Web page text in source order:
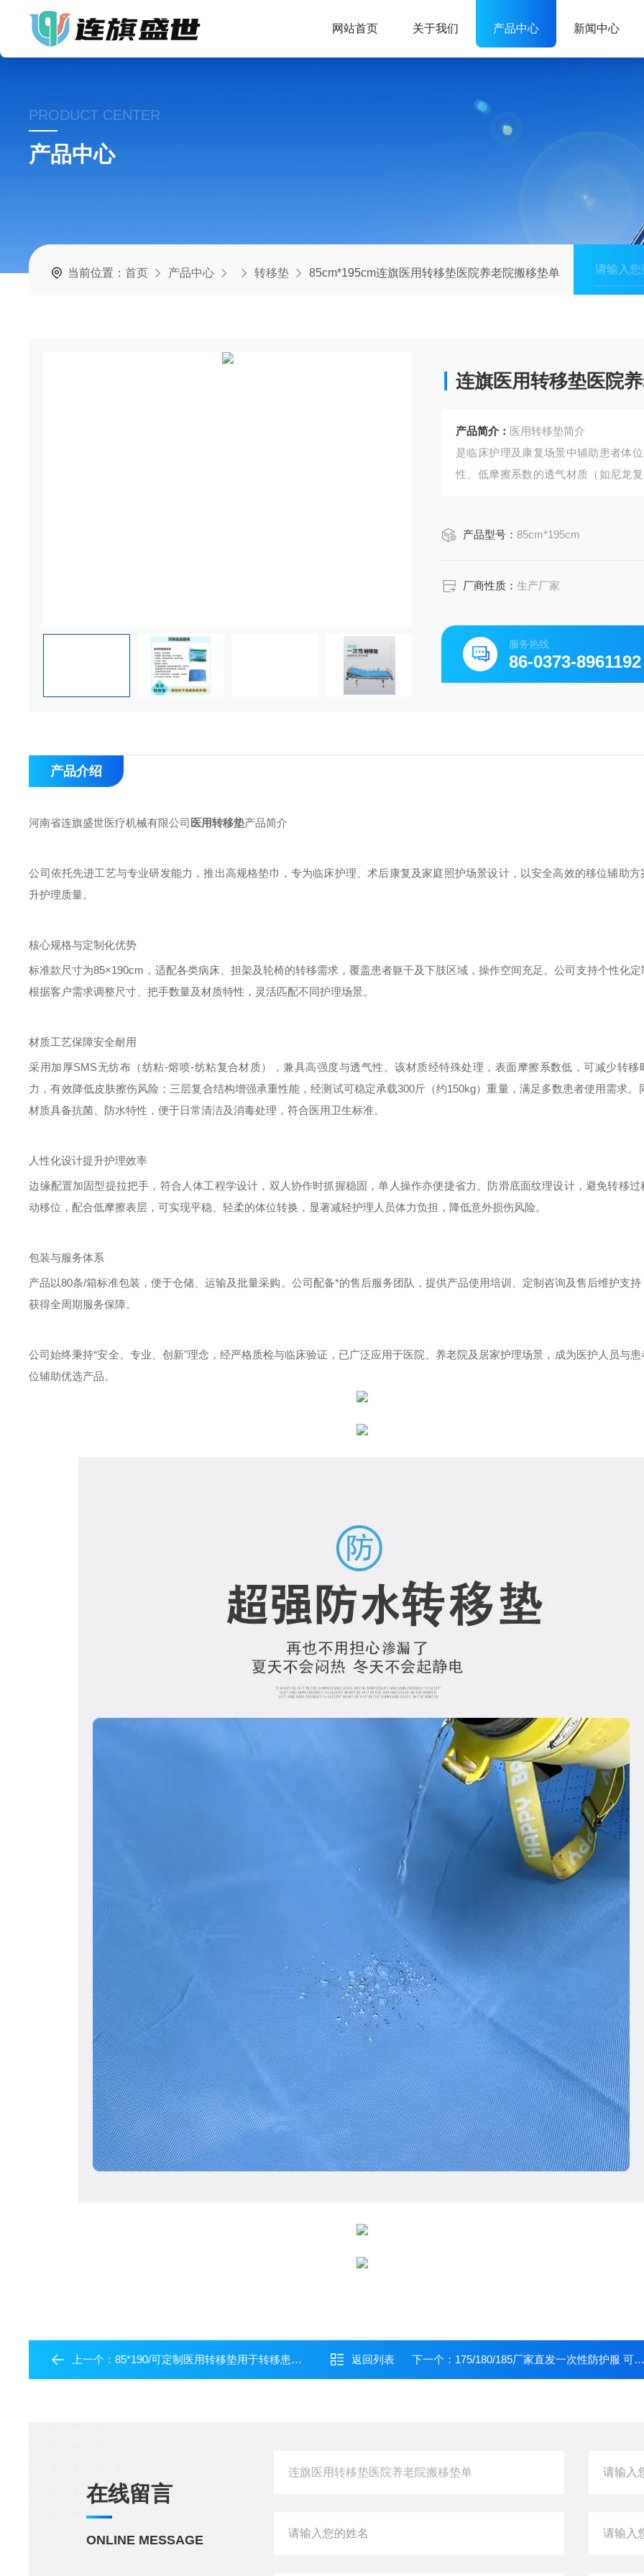
网站首页 关于我们 产品中心 新闻中心
PRODUCT CENTER
产品中心
当前位置：首页 产品中心 转移垫 85cm*195cm连旗医用转移垫医院养老院搬移垫单
连旗医用转移垫医院
产品简介： 医用转移垫简介
是临床护理及康复场景中辅助患者体
性、低摩擦系数的透气材质（如尼龙
效降低因拖拽造成的皮肤擦伤、压疮
产品型号：85cm*195cm
厂商性质：生产厂家
服务热线
86-0373-8961192
产品介绍
河南省连旗盛世医疗机械有限公司 医用转移垫产品简介
公司依托先进工艺与专业研发能力，推出高规格垫巾，专为临床护理、术后康复及家庭照护场景设计，以安全高效的移位辅助方
升护理质量。
核心规格与定制化优势
标准款尺寸为85×190cm，适配各类病床、担架及轮椅的转移需求，覆盖患者躯干及下肢区域，操作空间充足。公司支持个性化定
根据客户需求调整尺寸、把手数量及材质特性，灵活匹配不同护理场景。
材质工艺保障安全耐用
采用加厚SMS无纺布（纺粘-熔喷-纺粘复合材质），兼具高强度与透气性。该材质经特殊处理，表面摩擦系数低，可减少转移
力，有效降低皮肤擦伤风险；三层复合结构增强承重性能，经测试可稳定承载300斤（约150kg）重量，满足多数患者使用需求。
材质具备抗菌、防水特性，便于日常清洁及消毒处理，符合医用卫生标准。
人性化设计提升护理效率
边缘配置加固型提拉把手，符合人体工程学设计，双人协作时抓握稳固，单人操作亦便捷省力。防滑底面纹理设计，避免转移过
动移位，配合低摩擦表层，可实现平稳、轻柔的体位转换，显著减轻护理人员体力负担，降低意外损伤风险。
包装与服务体系
产品以80条/箱标准包装，便于仓储、运输及批量采购。公司配备*的售后服务团队，提供产品使用培训、定制咨询及售后维护支持
获得全周期服务保障。
公司始终秉持“安全、专业、创新"理念，经严格质检与临床验证，已广泛应用于医院、养老院及居家护理场景，成为医护人员与患
位辅助优选产品。
上一个：85*190/可定制医用转移垫用于转移患者轻便方便快捷转移 返回列表 下一个： 175/180/185厂家直发一次性防护服 可开票货源充足
在线留言
ONLINE MESSAGE